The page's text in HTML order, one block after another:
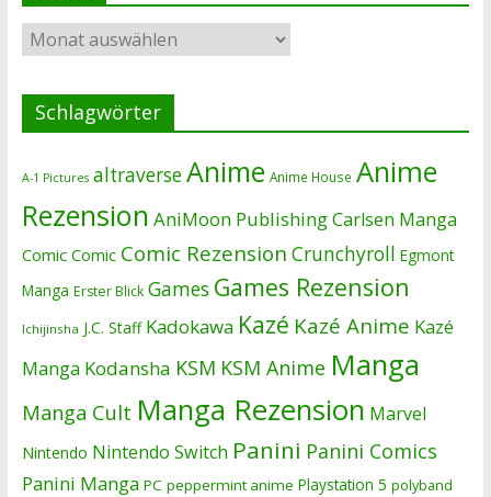
Archiv
Schlagwörter
A-1 Pictures altraverseAnime Anime House Anime
Rezension AniMoon PublishingCarlsen Manga
Comic Comic Comic Rezension Crunchyroll Egmont
Manga Erster Blick Games Games Rezension
Ichijinsha J.C. Staff Kadokawa Kazé Kazé Anime Kazé
Manga Kodansha KSM KSM Anime Manga
Manga Cult Manga Rezension Marvel
Nintendo Nintendo Switch Panini Panini Comics
Panini Manga PC peppermint anime Playstation 5 polyband